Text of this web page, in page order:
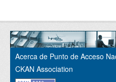
Acerca de Punto de Acceso
CKAN Association